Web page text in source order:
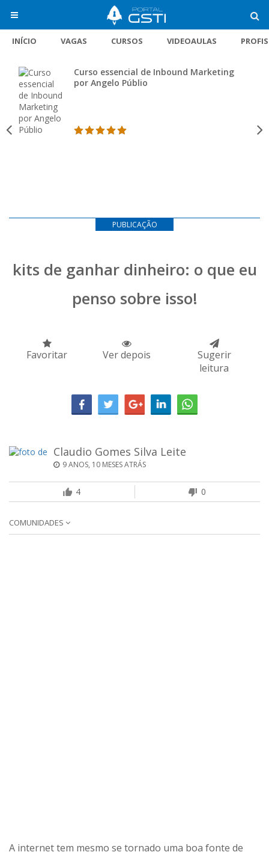
INÍCIO VAGAS CURSOS VIDEOAULAS
Curso essencial de Inbound Marketing
por Angelo Públio
PUBLICAÇÃO
kits de ganhar dinheiro: o que eu
penso sobre isso!
Favoritar Ver depois
Sugerir
leitura
Claudio Gomes Silva Leite
9 ANOS, 10 MESES ATRÁS
4 0
COMUNIDADES
A internet tem mesmo se tornado uma boa fonte de